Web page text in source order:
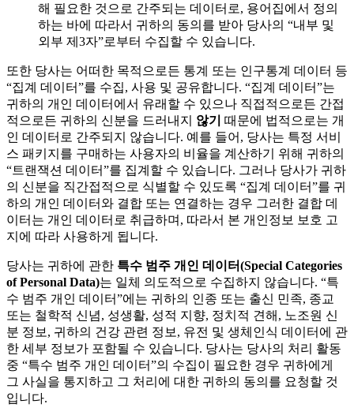
해 필요한 것으로 간주되는 데이터로, 용어집에서 정의
하는 바에 따라서 귀하의 동의를 받아 당사의 “내부 및
외부 제3자”로부터 수집할 수 있습니다.
또한 당사는 어떠한 목적으로든 통계 또는 인구통계 데이터 등
“집계 데이터”를 수집, 사용 및 공유합니다. “집계 데이터”는
귀하의 개인 데이터에서 유래할 수 있으나 직접적으로든 간접
적으로든 귀하의 신분을 드러내지 않기 때문에 법적으로는 개
인 데이터로 간주되지 않습니다. 예를 들어, 당사는 특정 서비
스 패키지를 구매하는 사용자의 비율을 계산하기 위해 귀하의
“트랜잭션 데이터”를 집계할 수 있습니다. 그러나 당사가 귀하
의 신분을 직간접적으로 식별할 수 있도록 “집계 데이터”를 귀
하의 개인 데이터와 결합 또는 연결하는 경우 그러한 결합 데
이터는 개인 데이터로 취급하며, 따라서 본 개인정보 보호 고
지에 따라 사용하게 됩니다.
당사는 귀하에 관한 특수 범주 개인 데이터(Special Categories
of Personal Data)는 일체 의도적으로 수집하지 않습니다. “특
수 범주 개인 데이터”에는 귀하의 인종 또는 출신 민족, 종교
또는 철학적 신념, 성생활, 성적 지향, 정치적 견해, 노조원 신
분 정보, 귀하의 건강 관련 정보, 유전 및 생체인식 데이터에 관
한 세부 정보가 포함될 수 있습니다. 당사는 당사의 처리 활동
중 “특수 범주 개인 데이터”의 수집이 필요한 경우 귀하에게
그 사실을 통지하고 그 처리에 대한 귀하의 동의를 요청할 것
입니다.